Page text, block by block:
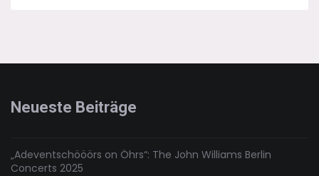
Neueste Beiträge
„Adeventschööörs on Öhrs“: The John Williams Berlin
Concerts 2025